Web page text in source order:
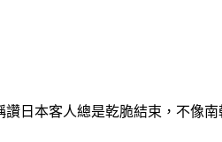
日本客人總是乾脆結束，不像